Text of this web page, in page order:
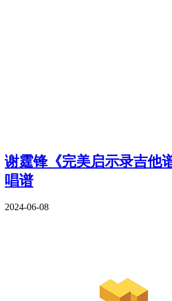
谢霆锋《完美启示录吉他
唱谱
2024-06-08